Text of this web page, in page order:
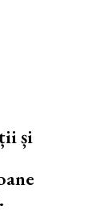
și